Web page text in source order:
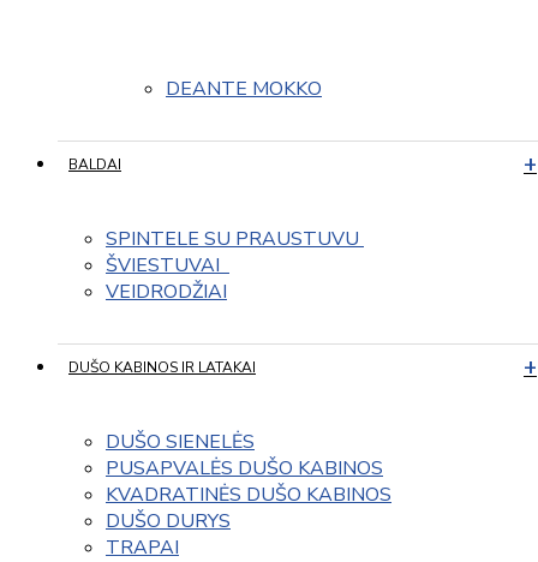
DEANTE MOKKO
BALDAI
SPINTELE SU PRAUSTUVU
ŠVIESTUVAI
VEIDRODŽIAI
DUŠO KABINOS IR LATAKAI
DUŠO SIENELĖS
PUSAPVALĖS DUŠO KABINOS
KVADRATINĖS DUŠO KABINOS
DUŠO DURYS
TRAPAI